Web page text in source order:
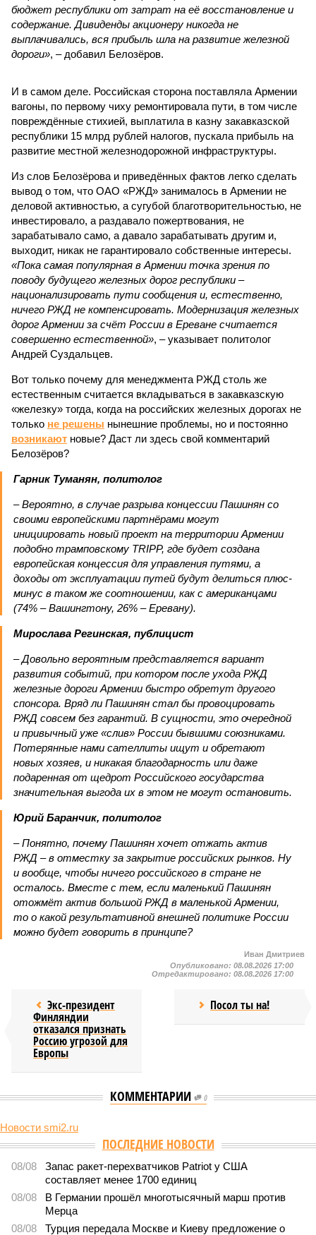
бюджет республики от затрат на её восстановление и
содержание. Дивиденды акционеру никогда не
выплачивались, вся прибыль шла на развитие железной
дороги», – добавил Белозёров.
И в самом деле. Российская сторона поставляла Армении
вагоны, по первому чиху ремонтировала пути, в том числе
повреждённые стихией, выплатила в казну закавказской
республики 15 млрд рублей налогов, пускала прибыль на
развитие местной железнодорожной инфраструктуры.
Из слов Белозёрова и приведённых фактов легко сделать
вывод о том, что ОАО «РЖД» занималось в Армении не
деловой активностью, а сугубой благотворительностью, не
инвестировало, а раздавало пожертвования, не
зарабатывало само, а давало зарабатывать другим и,
выходит, никак не гарантировало собственные интересы.
«Пока самая популярная в Армении точка зрения по
поводу будущего железных дорог рес­публики –
национализировать пути сообщения и, естественно,
ничего РЖД не компенсировать. Модернизация железных
дорог Армении за счёт России в Ереване считается
совершенно естественной», – указывает политолог
Андрей Суздальцев.
Вот только почему для менеджмента РЖД столь же
естественным считается вкладываться в закавказскую
«железку» тогда, когда на российских железных дорогах не
только не решены нынешние проблемы, но и постоянно
возникают новые? Даст ли здесь свой комментарий
Белозёров?
Гарник Туманян, политолог
– Вероятно, в случае разрыва концессии Пашинян со
своими европейскими партнёрами могут
инициировать новый проект на территории Армении
подобно трамповскому TRIPP, где будет создана
европейская концессия для управления путями, а
доходы от эксплуатации путей будут делиться плюс-
минус в таком же соотношении, как с американцами
(74% – Вашингтону, 26% – Еревану).
Мирослава Регинская, публицист
– Довольно вероятным представляется вариант
развития событий, при котором после ухода РЖД
железные дороги Армении быстро обретут другого
спонсора. Вряд ли Пашинян стал бы провоцировать
РЖД совсем без гарантий. В сущности, это очередной
и привычный уже «слив» России бывшими союзниками.
Потерянные нами сателлиты ищут и обретают
новых хозяев, и никакая благодарность или даже
подаренная от щедрот Российского государства
значительная выгода их в этом не могут остановить.
Юрий Баранчик, политолог
– Понятно, почему Пашинян хочет отжать актив
РЖД – в отместку за закрытие российских рынков. Ну
и вообще, чтобы ничего российского в стране не
осталось. Вместе с тем, если маленький Пашинян
отожмёт актив большой РЖД в маленькой Армении,
то о какой результативной внешней политике России
можно будет говорить в принципе?
Иван Дмитриев
Опубликовано: 08.08.2026 17:00
Отредактировано: 08.08.2026 17:00
Экс-президент
Финляндии
отказался признать
Россию угрозой для
Европы
Посол ты на!
КОММЕНТАРИИ 0
Новости smi2.ru
ПОСЛЕДНИЕ НОВОСТИ
08/08
Запас ракет-перехватчиков Patriot у США
составляет менее 1700 единиц
08/08
В Германии прошёл многотысячный марш против
Мерца
08/08
Турция передала Москве и Киеву предложение о